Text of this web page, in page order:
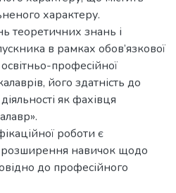
характеру.
теоретичних знань і
в рамках обов’язкової
професійної
його здатність до
як фахівця
роботи є
розширення навичок щодо
до професійного